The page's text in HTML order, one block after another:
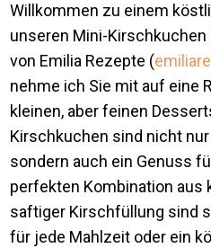
Willkommen zu einem
unseren Mini-
von Emilia Rezepte (
nehme ich Sie mit auf eine
kleinen, aber feinen
Kirschkuchen sind nicht
sondern auch ein Genuss
perfekten Kombination aus
saftiger Kirschfüllung sind
für jede Mahlzeit oder ein